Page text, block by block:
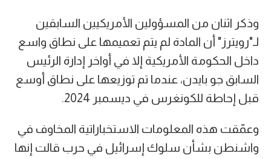
وذكر اثنان من المسؤولين الأمريكيين السابقين
لـ"رويترز" أن المادة لم يتم تعميمها على نطاق واسع
داخل الحكومة الأمريكية إلا في أواخر إدارة الرئيس
السابق جو بايدن، عندما تم توزيعها على نطاق أوسع
قبل إحاطة للكونغرس في ديسمبر 2024.
وعمّقت هذه المعلومات الاستخباراتية المخاوف في
واشنطن بشأن سلوك إسرائيل في حرب قالت إنها